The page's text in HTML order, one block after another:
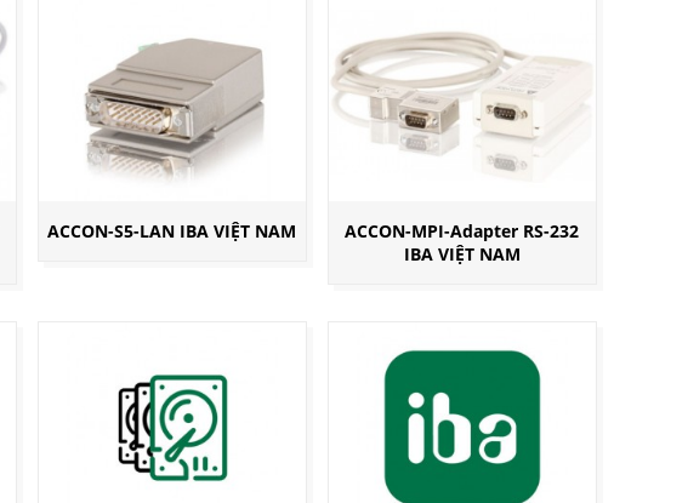
ACCON-S5-LAN IBA VIỆT NAM
ACCON-MPI-Adapter RS-232
IBA VIỆT NAM